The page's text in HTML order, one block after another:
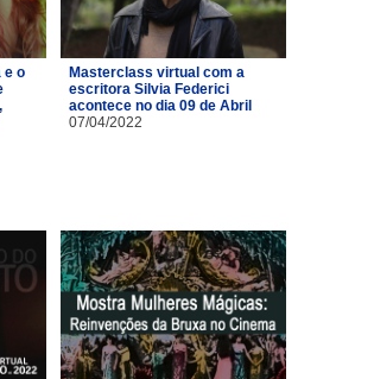
e o
Masterclass virtual com a
escritora Silvia Federici
acontece no dia 09 de Abril
07/04/2022